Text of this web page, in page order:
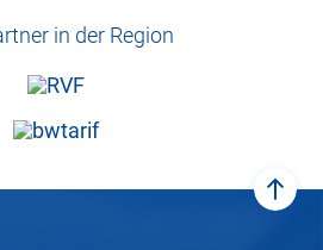
in der Region
zum